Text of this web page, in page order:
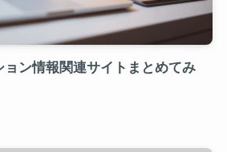
ョン情報関連サイトまとめてみ